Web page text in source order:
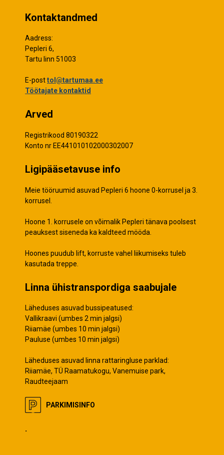
Kontaktandmed
Aadress:
Pepleri 6,
Tartu linn 51003
E-posttol@tartumaa.ee
Töötajate kontaktid
Arved
Registrikood 80190322
Konto nr EE441010102000302007
Ligipääsetavuse info
Meie tööruumid asuvad Pepleri 6 hoone 0-korrusel ja 3.
korrusel.
Hoone 1. korrusele on võimalik Pepleri tänava poolsest
peauksest siseneda ka kaldteed mööda.
Hoones puudub lift, korruste vahel liikumiseks tuleb
kasutada treppe.
Linna ühistranspordiga saabujale
Läheduses asuvad bussipeatused:
Vallikraavi (umbes 2 min jalgsi)
Riiamäe (umbes 10 min jalgsi)
Pauluse (umbes 10 min jalgsi)
Läheduses asuvad linna rattaringluse parklad:
Riiamäe, TÜ Raamatukogu, Vanemuise park,
Raudteejaam
PARKIMISINFO
.